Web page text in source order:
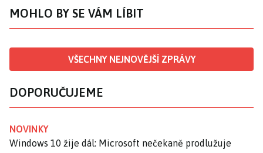
MOHLO BY SE VÁM LÍBIT
VŠECHNY NEJNOVĚJŠÍ ZPRÁVY
DOPORUČUJEME
NOVINKY
Windows 10 žije dál: Microsoft nečekaně prodlužuje